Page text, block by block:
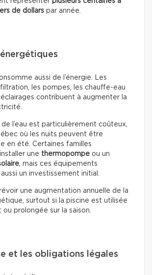
de dollars par année.
aussi de l’énergie. Les
les pompes, les chauffe-eau
contribuent à augmenter la
l’eau est particulièrement coûteux,
où les nuits peuvent être
en été. Certaines familles
une thermopompe ou un
, mais ces équipements
un investissement initial.
une augmentation annuelle de la
surtout si la piscine est utilisée
prolongée sur la saison.
et les obligations légales